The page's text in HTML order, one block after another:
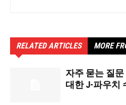
RELATED ARTICLES MORE
자주 묻는 질
대한 J-파우치